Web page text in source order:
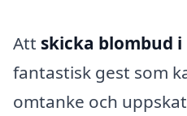
Att skicka blombud i
fantastisk gest som
omtanke och